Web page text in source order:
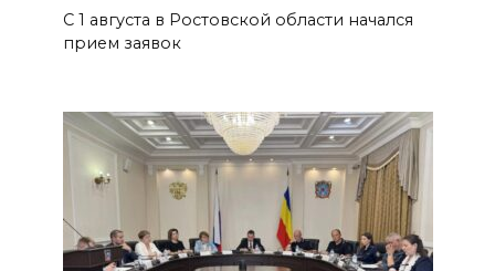
С 1 августа в Ростовской области начался
прием заявок